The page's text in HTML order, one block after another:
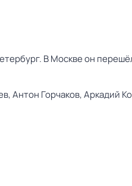
В Москве он
Антон Горчаков,Аркадий